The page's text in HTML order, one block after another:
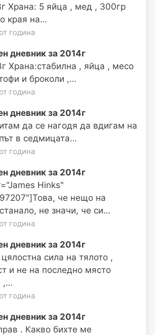
Храна: 5 яйца , мед , 300гр
края на…
година
дневник за 2014г
Храна:стабилна , яйца , месо
и броколи ,…
година
дневник за 2014г
да се нагодя да вдигам на
в седмицата…
година
дневник за 2014г
Hinks"
че нещо на
не значи, че си…
година
дневник за 2014г
сила на тялото ,
и не на последно място
,…
година
дневник за 2014г
. Какво бихте ме